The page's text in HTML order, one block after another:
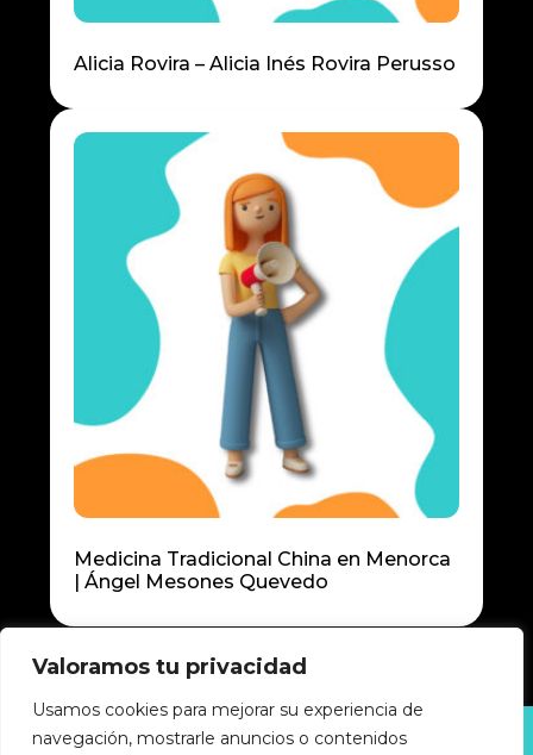
Valoramos tu privacidad
Usamos cookies para mejorar su experiencia de
navegación, mostrarle anuncios o contenidos
Alicia Rovira – Alicia Inés Rovira Perusso
Medicina Tradicional China en Menorca
| Ángel Mesones Quevedo
Política de privacidad